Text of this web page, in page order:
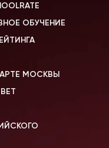
ОБУЧЕНИЕ
МОСКВЫ